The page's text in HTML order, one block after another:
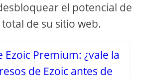
el potencial de
de su sitio web.